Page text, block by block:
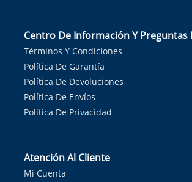
Centro De Información Y Preguntas
Términos Y Condiciones
Política De Garantía
Política De Devoluciones
Política De Envíos
Política De Privacidad
Atención Al Cliente
Mi Cuenta